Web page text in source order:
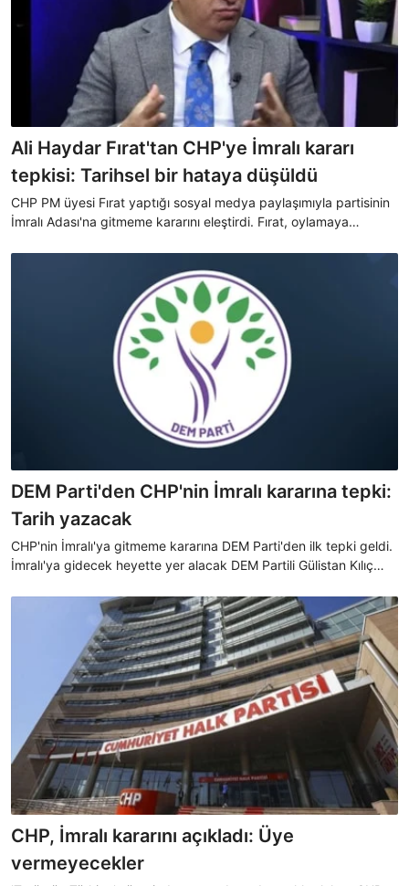
Ali Haydar Fırat'tan CHP'ye İmralı kararı
tepkisi: Tarihsel bir hataya düşüldü
CHP PM üyesi Fırat yaptığı sosyal medya paylaşımıyla partisinin
İmralı Adası'na gitmeme kararını eleştirdi. Fırat, oylamaya
ifade etti.
DEM Parti'den CHP'nin İmralı kararına tepki:
Tarih yazacak
CHP'nin İmralı'ya gitmeme kararına DEM Parti'den ilk tepki geldi.
İmralı'ya gidecek heyette yer alacak DEM Partili Gülistan Kılıç
"Sorumluluk alanları da almayanları da tarih yazacak" dedi.
CHP, İmralı kararını açıkladı: Üye
vermeyecekler